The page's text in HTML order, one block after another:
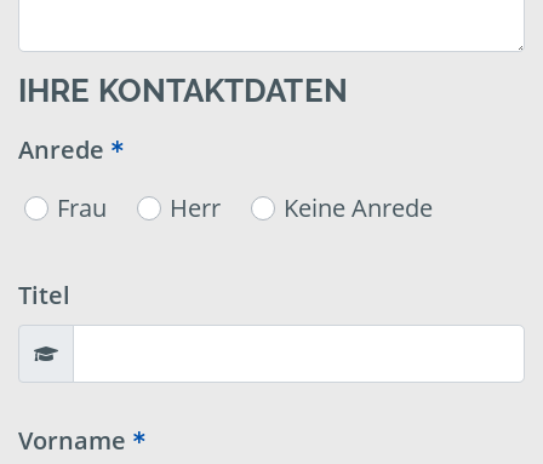
IHRE KONTAKTDATEN
Anrede
Frau
Herr Keine Anrede
Titel
Vorname